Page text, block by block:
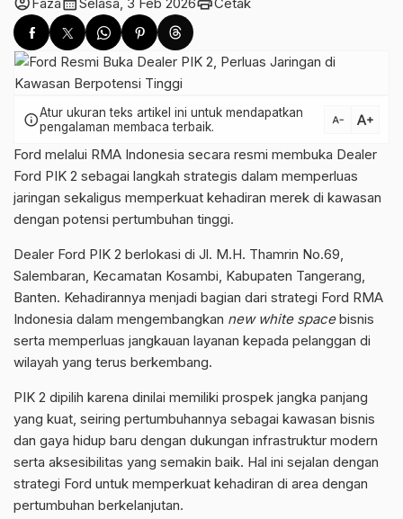
infoAtur ukuran teks artikel ini untuk mendapatkan
pengalaman membaca terbaik.
text_decrease text_increase
Ford melalui RMA Indonesia secara resmi membuka Dealer
Ford PIK 2 sebagai langkah strategis dalam memperluas
jaringan sekaligus memperkuat kehadiran merek di kawasan
dengan potensi pertumbuhan tinggi.
Dealer Ford PIK 2 berlokasi di Jl. M.H. Thamrin No.69,
Salembaran, Kecamatan Kosambi, Kabupaten Tangerang,
Banten. Kehadirannya menjadi bagian dari strategi Ford RMA
Indonesia dalam mengembangkan new white spacebisnis
serta memperluas jangkauan layanan kepada pelanggan di
wilayah yang terus berkembang.
PIK 2 dipilih karena dinilai memiliki prospek jangka panjang
yang kuat, seiring pertumbuhannya sebagai kawasan bisnis
dan gaya hidup baru dengan dukungan infrastruktur modern
serta aksesibilitas yang semakin baik. Hal ini sejalan dengan
strategi Ford untuk memperkuat kehadiran di area dengan
pertumbuhan berkelanjutan.